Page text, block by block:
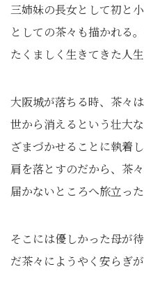
三姉妹の長女として初と
としての茶々も描かれる
たくましく生きてきた人生
大阪城が落ちる時、茶々
世から消えるという壮大
ざまづかせることに執着
肩を落とすのだから、茶
届かないところへ旅立っ
そこには優しかった母が
だ茶々にようやく安らぎ